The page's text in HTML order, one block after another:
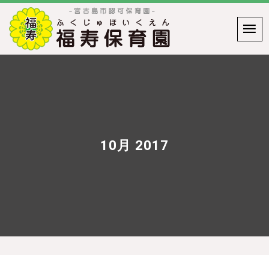
10月 2017